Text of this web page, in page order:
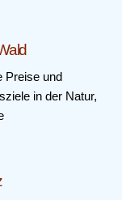
Preise und
in der Natur,